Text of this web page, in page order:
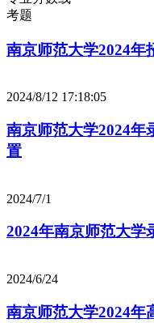
考题
南京师范大学2024年
2024/8/12 17:18:05
南京师范大学2024年
置
2024/7/1
2024年南京师范大学
2024/6/24
南京师范大学2024年